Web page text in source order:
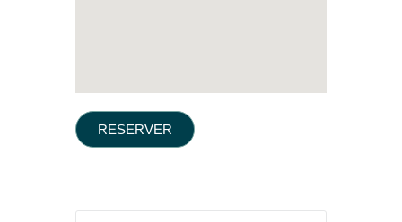
RESERVER